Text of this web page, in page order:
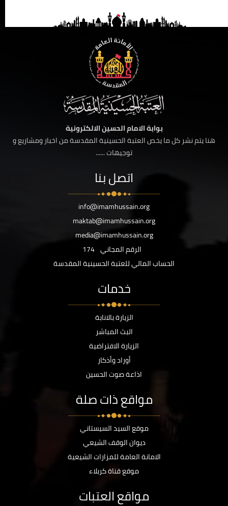
بوابة الامام الحسين الالكترونية
هنا يتم نشر كل ما يخص العتبة الحسينية المقدسة من اخبار ومشاريع و
توجيهات ......
اتصل بنا
info@imamhussain.org
maktab@imamhussain.org
media@imamhussain.org
الرقم المجاني 174
الحساب المالي للعتبة الحسينية المقدسة
خدمات
الزيارة بالانابة
البث المباشر
الزيارة الافتراضية
أوراد وأذكار
اذاعة صوت الحسين
مواقع ذات صلة
موقع السيد السيستاني
ديوان الوقف الشيعي
الامانة العامة للمزارات الشيعية
موقع قناة كربلاء
مواقع العتبات